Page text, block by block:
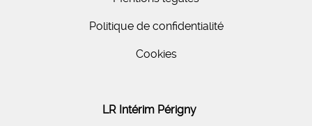
Politique de confidentialité
Cookies
LR Intérim Périgny